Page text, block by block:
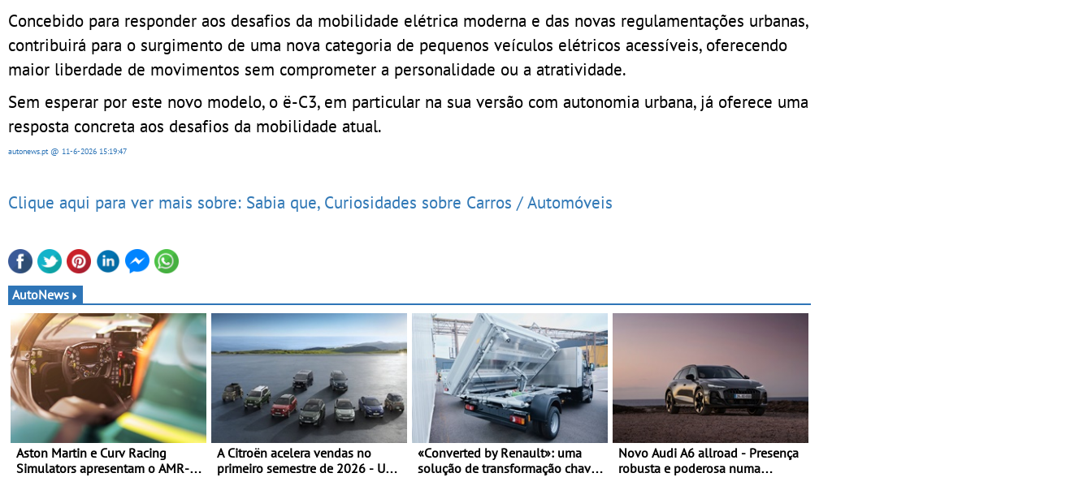
Concebido para responder aos desafios da mobilidade elétrica moderna e das novas regulamentações urbanas,
contribuirá para o surgimento de uma nova categoria de pequenos veículos elétricos acessíveis, oferecendo
maior liberdade de movimentos sem comprometer a personalidade ou a atratividade.
Sem esperar por este novo modelo, o ë-C3, em particular na sua versão com autonomia urbana, já oferece uma
resposta concreta aos desafios da mobilidade atual.
autonews.pt @ 11-6-2026 15:19:47
Clique aqui para ver mais sobre: Sabia que, Curiosidades sobre Carros / Automóveis
AutoNews
Aston Martin e Curv Racing
Simulators apresentam o AMR-
A Citroën acelera vendas no
primeiro semestre de 2026 - Uma
«Converted by Renault»: uma
solução de transformação chave
Novo Audi A6 allroad - Presença
robusta e poderosa numa